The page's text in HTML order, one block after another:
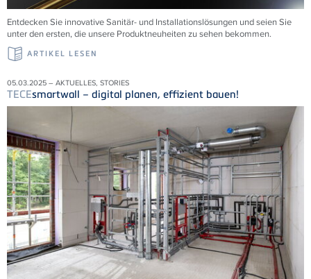
Entdecken Sie innovative Sanitär- und Installationslösungen und seien Sie
unter den ersten, die unsere Produktneuheiten zu sehen bekommen.
ARTIKEL LESEN
05.03.2025 – AKTUELLES, STORIES
TECEsmartwall – digital planen, effizient bauen!